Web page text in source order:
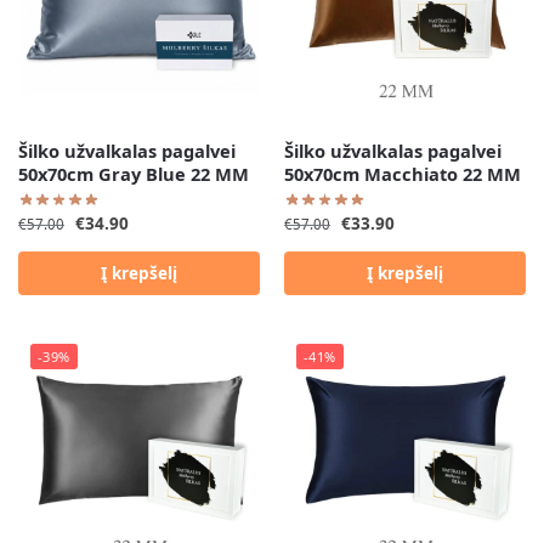
Šilko užvalkalas pagalvei
50x70cm Gray Blue 22 MM
€57.00 €34.90
Į krepšelį
Šilko užvalkalas pagalvei
50x70cm Macchiato 22 MM
€57.00 €33.90
Į krepšelį
-39% -41%